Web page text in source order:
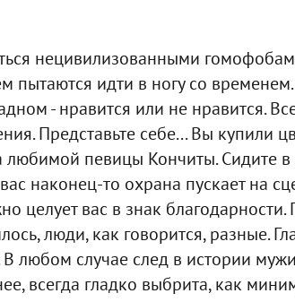
нецивилизованными
пытаются идти в ногу со
- нравится или не нравится.
Представьте себе... Вы купили
певицы Кончиты. Сидите в
наконец-то охрана пускает на
целует вас в знак благодарности.
люди, как говорится, разные.
любом случае след в истории
всегда гладко выбрита, как